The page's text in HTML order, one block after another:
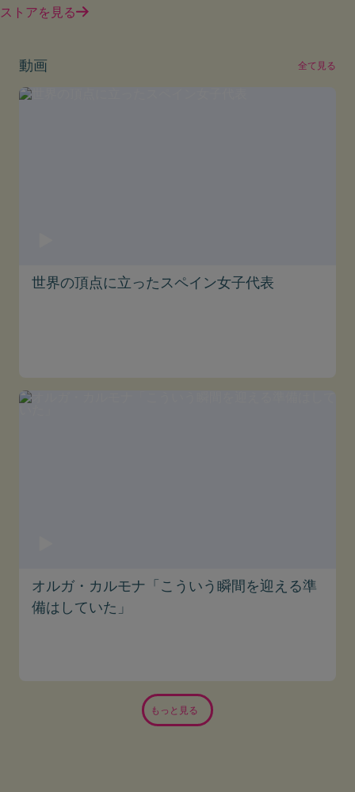
ストアを見る
動画 全て見る
世界の頂点に立ったスペイン女子代表
オルガ・カルモナ「こういう瞬間を迎える準
備はしていた」
もっと見る